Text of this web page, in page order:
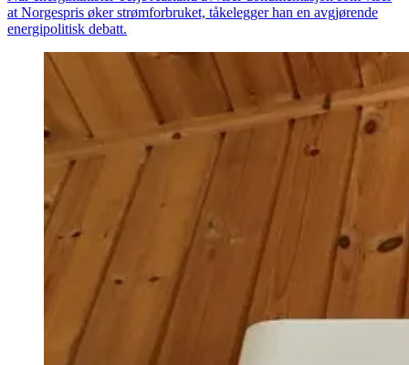
at Norgespris øker strømforbruket, tåkelegger han en avgjørende
energipolitisk debatt.